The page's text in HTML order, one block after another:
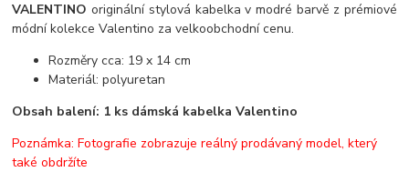
VALENTINO originální stylová kabelka v modré barvě z prémiové
módní kolekce Valentino za velkoobchodní cenu.
Rozměry cca: 19 x 14 cm
Materiál: polyuretan
Obsah balení: 1 ks dámská kabelka Valentino
Poznámka: Fotografie zobrazuje reálný prodávaný model, který
také obdržíte